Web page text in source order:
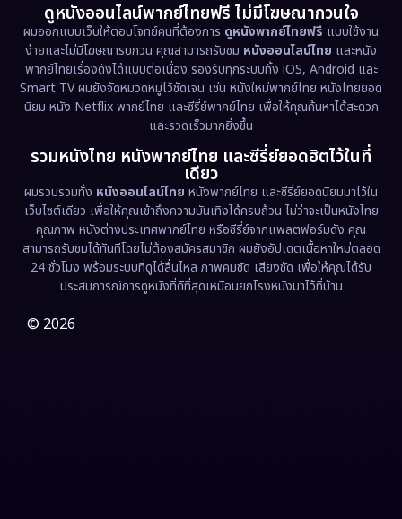
Emotional (61)
Epic มหากาพย์ (218)
Erotic (36)
Family ครอบครัว (363)
Fantasy จินตนาการ (326)
Fiction (9)
Film (57)
Gothic
ดูหนังออนไลน์พากย์ไทยฟรี ไม่มีโฆษณากวนใจ
ผมออกแบบเว็บให้ตอบโจทย์คนที่ต้องการ ดูหนังพากย์ไทยฟรี แบบใช้งาน
ง่ายและไม่มีโฆษณารบกวน คุณสามารถรับชม หนังออนไลน์ไทย และหนัง
พากย์ไทยเรื่องดังได้แบบต่อเนื่อง รองรับทุกระบบทั้ง iOS, Android และ
Smart TV ผมยังจัดหมวดหมู่ไว้ชัดเจน เช่น หนังใหม่พากย์ไทย หนังไทยยอด
นิยม หนัง Netflix พากย์ไทย และซีรี่ย์พากย์ไทย เพื่อให้คุณค้นหาได้สะดวก
และรวดเร็วมากยิ่งขึ้น
รวมหนังไทย หนังพากย์ไทย และซีรี่ย์ยอดฮิตไว้ในที่
เดียว
ผมรวบรวมทั้ง หนังออนไลน์ไทย หนังพากย์ไทย และซีรี่ย์ยอดนิยมมาไว้ใน
เว็บไซต์เดียว เพื่อให้คุณเข้าถึงความบันเทิงได้ครบถ้วน ไม่ว่าจะเป็นหนังไทย
คุณภาพ หนังต่างประเทศพากย์ไทย หรือซีรี่ย์จากแพลตฟอร์มดัง คุณ
สามารถรับชมได้ทันทีโดยไม่ต้องสมัครสมาชิก ผมยังอัปเดตเนื้อหาใหม่ตลอด
24 ชั่วโมง พร้อมระบบที่ดูได้ลื่นไหล ภาพคมชัด เสียงชัด เพื่อให้คุณได้รับ
ประสบการณ์การดูหนังที่ดีที่สุดเหมือนยกโรงหนังมาไว้ที่บ้าน
© 2026